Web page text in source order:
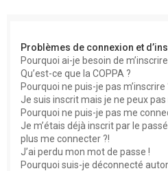
Problèmes de connexion et
Pourquoi ai-je besoin de
Qu’est-ce que la COPPA ?
Pourquoi ne puis-je pas m’inscrire
Je suis inscrit mais je ne peux
Pourquoi ne puis-je pas me
Je m’étais déjà inscrit par le
plus me connecter ?!
J’ai perdu mon mot de passe !
Pourquoi suis-je déconnecté